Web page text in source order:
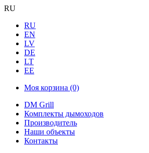
RU
RU
EN
LV
DE
LT
EE
Моя корзина (0)
DM Grill
Комплекты дымоходов
Производитель
Наши объекты
Контакты